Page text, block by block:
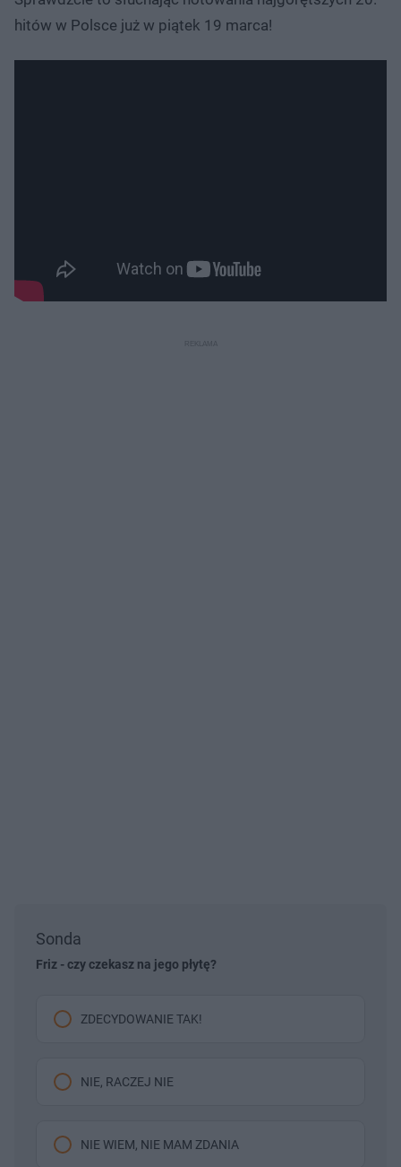
hitów w Polsce już w piątek 19 marca!
Sonda
Friz - czy czekasz na jego płytę?
ZDECYDOWANIE TAK!
NIE, RACZEJ NIE
NIE WIEM, NIE MAM ZDANIA